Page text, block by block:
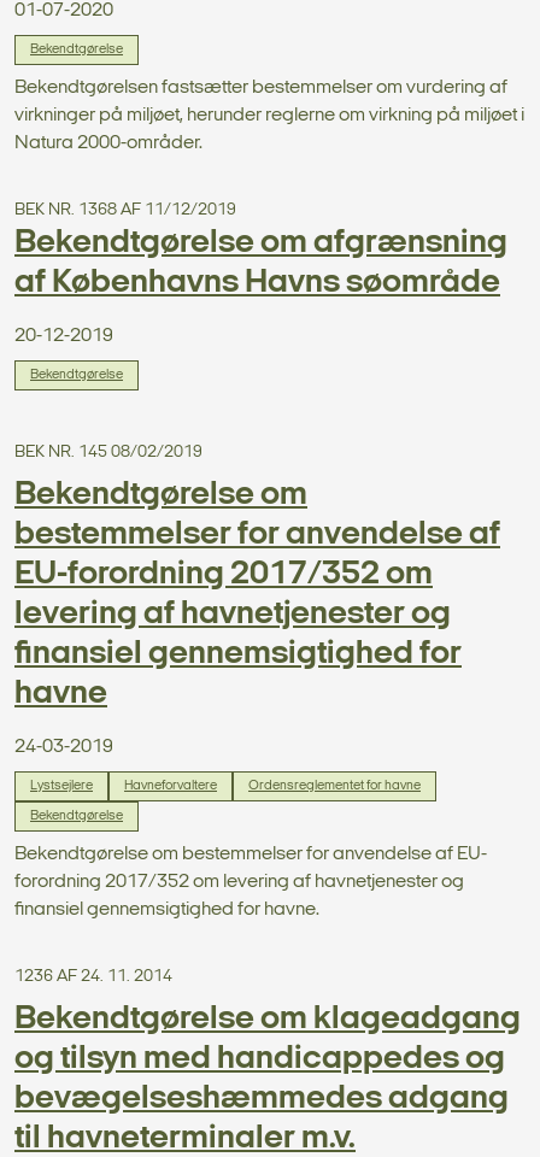
01-07-2020
Bekendtgørelse
Bekendtgørelsen fastsætter bestemmelser om vurdering af
virkninger på miljøet, herunder reglerne om virkning på miljøet i
Natura 2000-områder.
BEK NR. 1368 AF 11/12/2019
Bekendtgørelse om afgrænsning
af Københavns Havns søområde
20-12-2019
Bekendtgørelse
BEK NR. 145 08/02/2019
Bekendtgørelse om
bestemmelser for anvendelse af
EU-forordning 2017/352 om
levering af havnetjenester og
finansiel gennemsigtighed for
havne
24-03-2019
Lystsejlere Havneforvaltere Ordensreglementet for havne
Bekendtgørelse
Bekendtgørelse om bestemmelser for anvendelse af EU-
forordning 2017/352 om levering af havnetjenester og
finansiel gennemsigtighed for havne.
1236 AF 24. 11. 2014
Bekendtgørelse om klageadgang
og tilsyn med handicappedes og
bevægelseshæmmedes adgang
til havneterminaler m.v.